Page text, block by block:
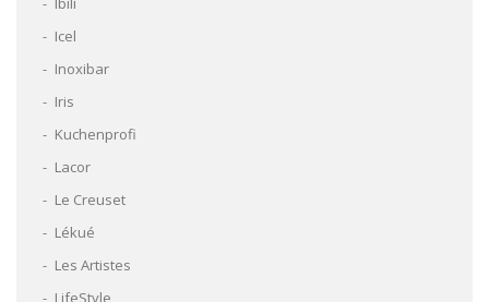
Icel
Inoxibar
Iris
Kuchenprofi
Lacor
Le Creuset
Lékué
Les Artistes
LifeStyle